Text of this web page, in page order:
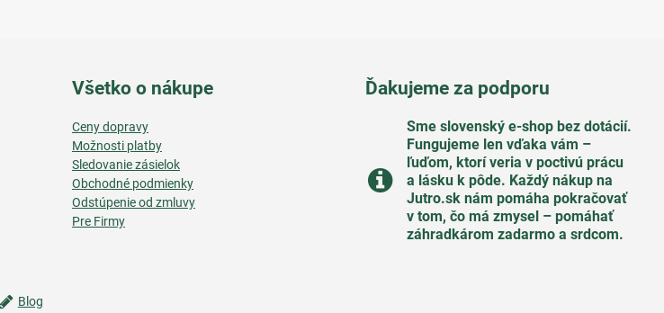
Blog
Všetko o nákupe
Ceny dopravy
Možnosti platby
Sledovanie zásielok
Obchodné podmienky
Odstúpenie od zmluvy
Pre Firmy
Ďakujeme za podporu
Sme slovenský e-shop bez dotácií​.
Fungujeme len vďaka vám –
ľuďom, ktorí veria v poctivú prácu
a lásku k pôde​. Každý nákup na
Jutro​.sk nám pomáha pokračovať
v tom, čo má zmysel – pomáhať
záhradkárom zadarmo a srdcom​.